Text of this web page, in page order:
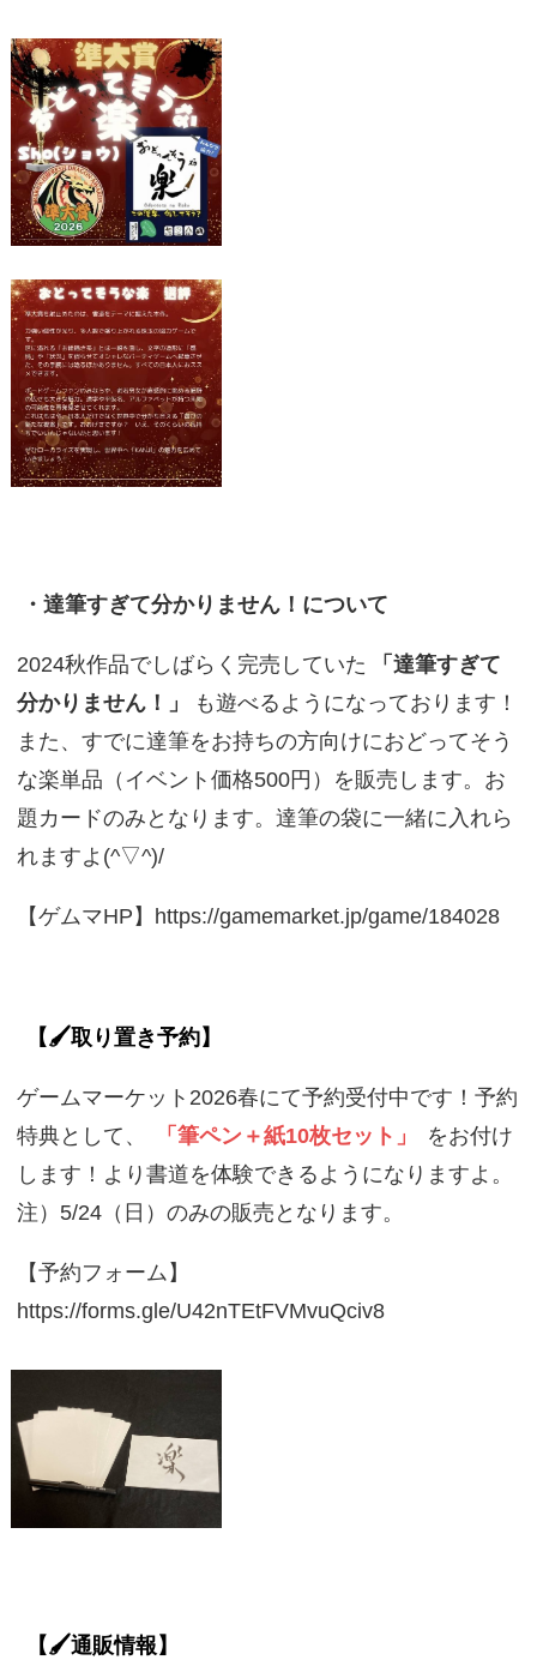
・達筆すぎて分かりません！について
2024秋作品でしばらく完売していた
「達筆すぎて
分かりません！」
も遊べるようになっております！
また、すでに達筆をお持ちの方向けにおどってそう
な楽単品（イベント価格500円）を販売します。お
題カードのみとなります。達筆の袋に一緒に入れら
れますよ(^▽^)/
【ゲムマHP】https://gamemarket.jp/game/184028
【🖌️取り置き予約】
ゲームマーケット2026春にて予約受付中です！予約
特典として、
「筆ペン＋紙10枚セット」
をお付け
します！より書道を体験できるようになりますよ。
注）5/24（日）のみの販売となります。
【予約フォーム】
https://forms.gle/U42nTEtFVMvuQciv8
【🖌️通販情報】